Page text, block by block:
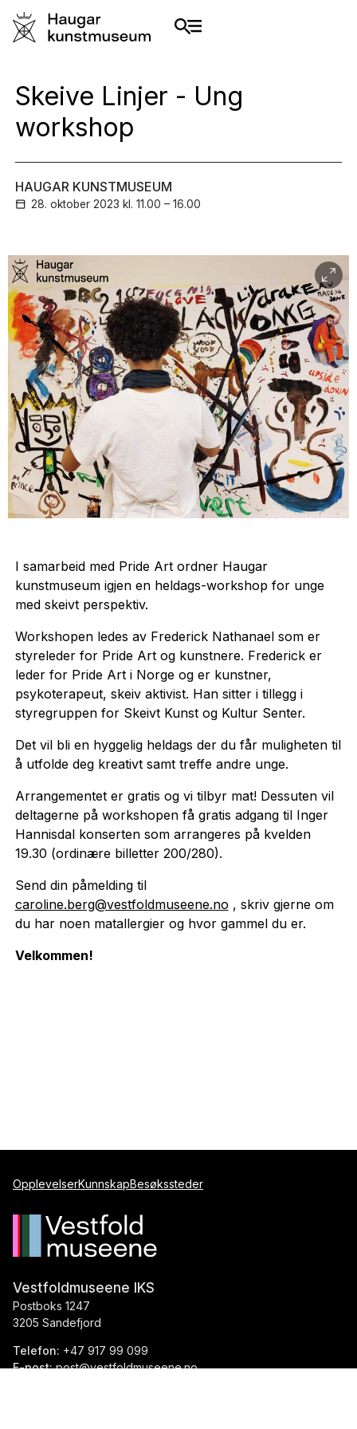
Skeive Linjer - Ung
workshop
HAUGAR KUNSTMUSEUM
28. oktober 2023 kl. 11.00 – 16.00
I samarbeid med Pride Art ordner Haugar
kunstmuseum igjen en heldags-workshop for unge
med skeivt perspektiv.
Workshopen ledes av Frederick Nathanael som er
styreleder for Pride Art og kunstnere. Frederick er
leder for Pride Art i Norge og er kunstner,
psykoterapeut, skeiv aktivist. Han sitter i tillegg i
styregruppen for Skeivt Kunst og Kultur Senter.
Det vil bli en hyggelig heldags der du får muligheten til
å utfolde deg kreativt samt treffe andre unge.
Arrangementet er gratis og vi tilbyr mat! Dessuten vil
deltagerne på workshopen få gratis adgang til Inger
Hannisdal konserten som arrangeres på kvelden
19.30 (ordinære billetter 200/280).
Send din påmelding til
caroline.berg@vestfoldmuseene.no , skriv gjerne om
du har noen matallergier og hvor gammel du er.
Velkommen!
OpplevelserKunnskapBesøkssteder
Vestfoldmuseene IKS
Postboks 1247
3205 Sandefjord
Telefon: +47 917 99 099
E-post: post@vestfoldmuseene.no